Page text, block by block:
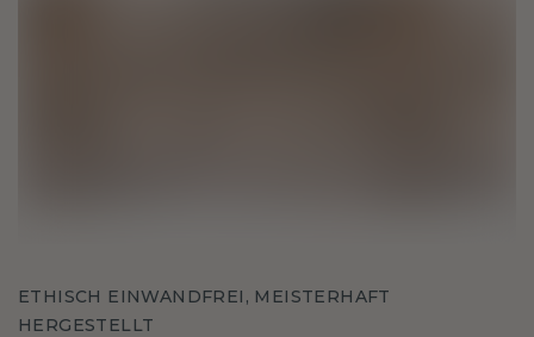
ETHISCH EINWANDFREI, MEISTERHAFT
HERGESTELLT